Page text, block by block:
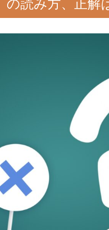
の読み方、正解